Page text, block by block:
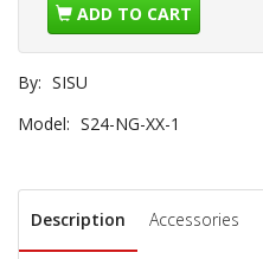
ADD TO CART
By: SISU
Model: S24-NG-XX-1
Description Accessories